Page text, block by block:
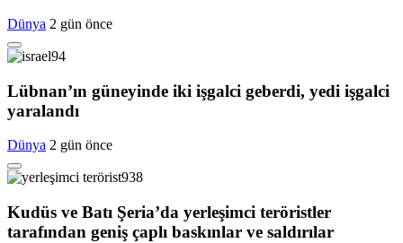
Dünya 2 gün önce
Lübnan’ın güneyinde iki işgalci geberdi, yedi işgalci
yaralandı
Dünya 2 gün önce
Kudüs ve Batı Şeria’da yerleşimci teröristler
tarafından geniş çaplı baskınlar ve saldırılar